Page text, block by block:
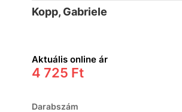
Kopp, Gabriele
Aktuális online ár
4 725 Ft
Darabszám